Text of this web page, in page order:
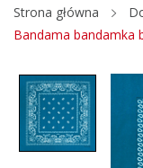
Strona główna
Bandama bandamka